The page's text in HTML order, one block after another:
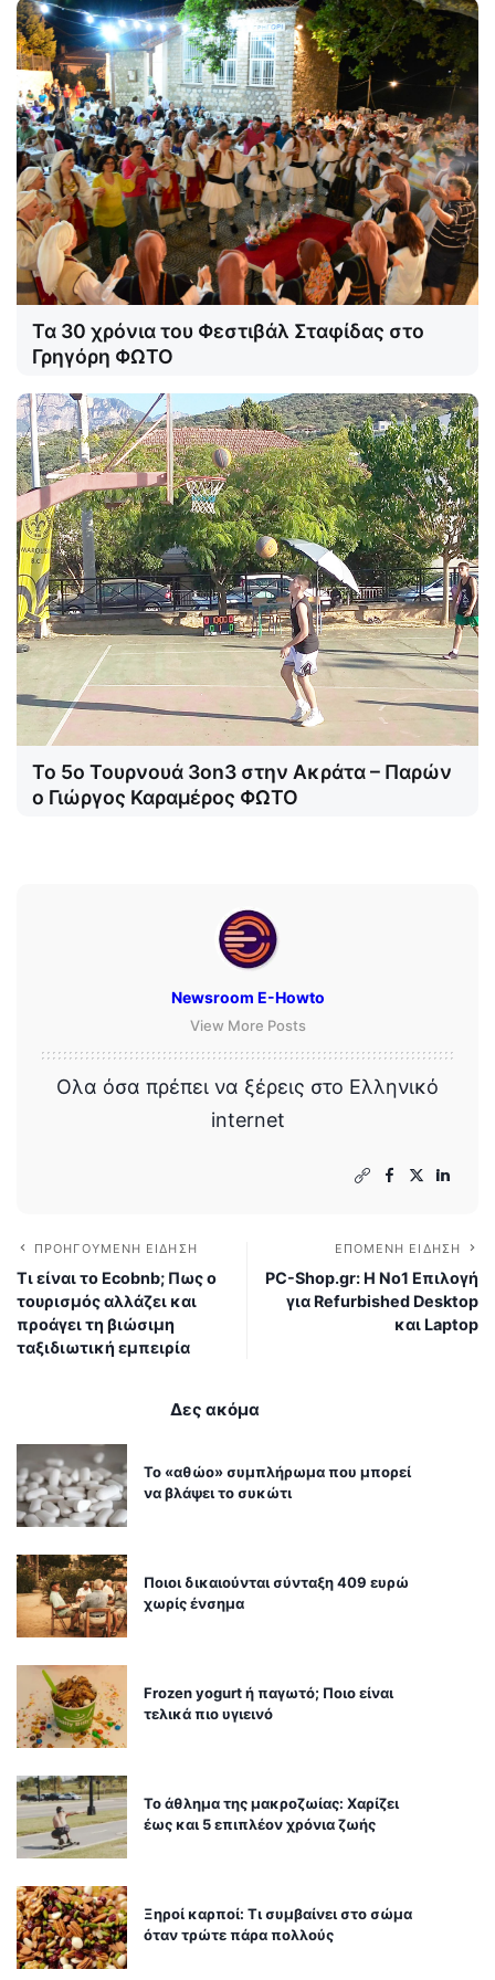
Τα 30 χρόνια του Φεστιβάλ Σταφίδας στο
Γρηγόρη ΦΩΤΟ
Το 5ο Τουρνουά 3on3 στην Ακράτα – Παρών
ο Γιώργος Καραμέρος ΦΩΤΟ
Newsroom E-Howto
View More Posts
Ολα όσα πρέπει να ξέρεις στο Ελληνικό
internet
ΠΡΟΗΓΟΎΜΕΝΗ ΕΊΔΗΣΗ
Τι είναι το Ecobnb; Πως ο
τουρισμός αλλάζει και
προάγει τη βιώσιμη
ταξιδιωτική εμπειρία
ΕΠΌΜΕΝΗ ΕΊΔΗΣΗ
PC-Shop.gr: Η Νο1 Επιλογή
για Refurbished Desktop
και Laptop
Δες ακόμα
Το «αθώο» συμπλήρωμα που μπορεί
να βλάψει το συκώτι
Ποιοι δικαιούνται σύνταξη 409 ευρώ
χωρίς ένσημα
Frozen yogurt ή παγωτό; Ποιο είναι
τελικά πιο υγιεινό
Το άθλημα της μακροζωίας: Χαρίζει
έως και 5 επιπλέον χρόνια ζωής
Ξηροί καρποί: Τι συμβαίνει στο σώμα
όταν τρώτε πάρα πολλούς